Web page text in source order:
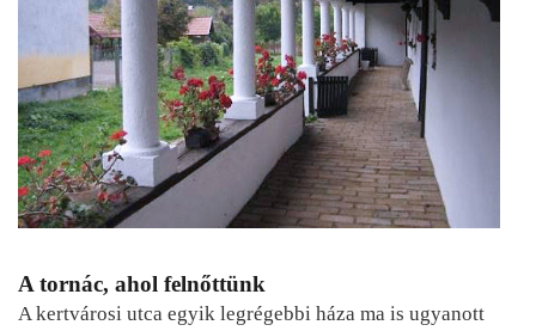
A tornác, ahol felnőttünk
A kertvárosi utca egyik legrégebbi háza ma is ugyanott